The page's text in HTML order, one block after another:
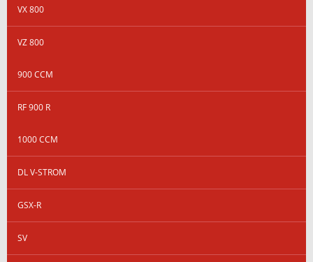
VX 800
VZ 800
900 CCM
RF 900 R
1000 CCM
DL V-STROM
GSX-R
SV